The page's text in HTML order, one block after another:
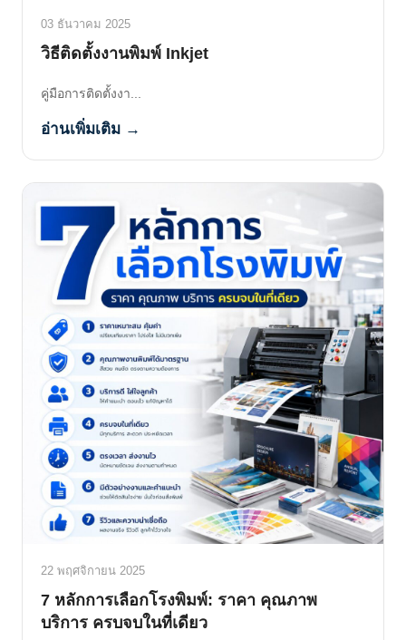
03 ธันวาคม 2025
วิธีติดตั้งงานพิมพ์ Inkjet
คู่มือการติดตั้งงา...
อ่านเพิ่มเติม →
22 พฤศจิกายน 2025
7 หลักการเลือกโรงพิมพ์: ราคา คุณภาพ
บริการ ครบจบในที่เดียว